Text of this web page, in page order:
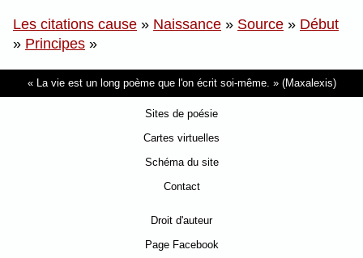
Les citations cause » Naissance » Source » Début
» Principes »
La vie est un long poème que l'on écrit soi-même. (Maxalexis)
Sites de poésie
Cartes virtuelles
Schéma du site
Contact
Droit d'auteur
Page Facebook